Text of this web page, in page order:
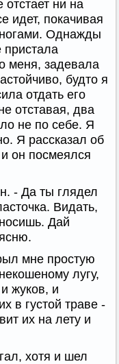
ни на
идет, покачивая
Однажды
пристала
меня, задевала
будто я
отдать его
отставая, два
не по себе. Я
Я рассказал об
он посмеялся
- Да ты глядел
Видать,
Дай
мне простую
лугу,
и жуков, и
в густой траве -
их на лету и
хотя и шел